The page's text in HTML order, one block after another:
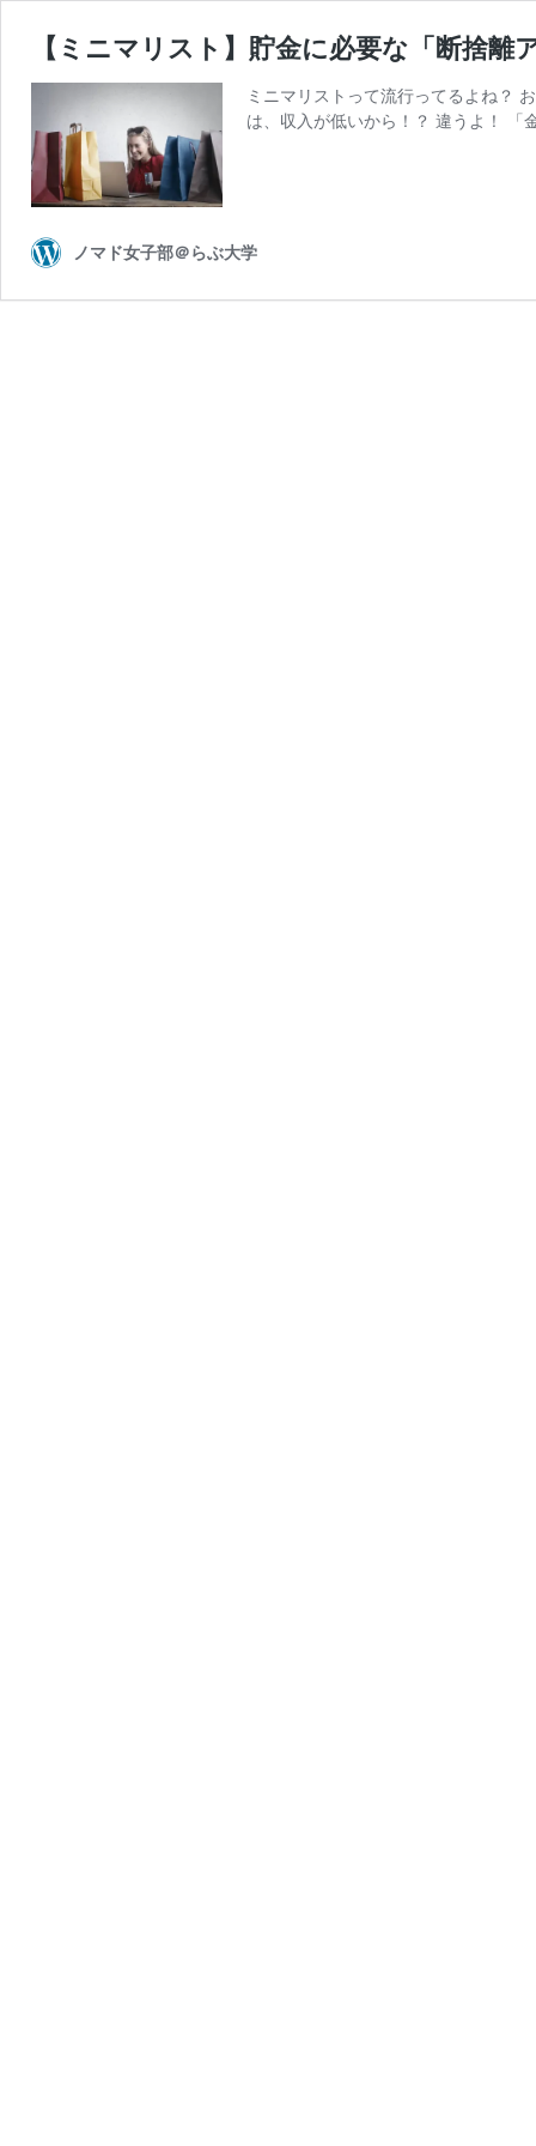
【ミニマリスト】貯金に必要な「断捨
ミニマリストって流行ってるよね？
は、収入が低いから！？ 違うよ！
ノマド女子部＠らぶ大学